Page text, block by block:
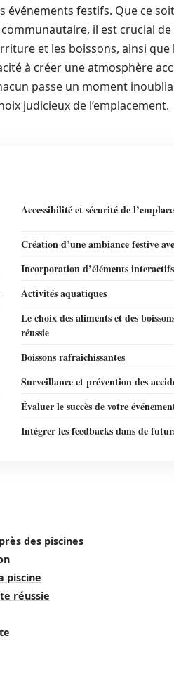
événements festifs. Que ce
il est crucial
et les boissons, ainsi que
à créer une atmosphère
passe un moment
judicieux de l’emplacement.
Accessibilité et sécurité de
Création d’une ambiance festive
Incorporation d’éléments interactifs
Activités aquatiques
Le choix des aliments et des
réussie
Boissons rafraîchissantes
Surveillance et prévention des
Évaluer le succès de votre
Intégrer les feedbacks dans de
des piscines
piscine
réussie